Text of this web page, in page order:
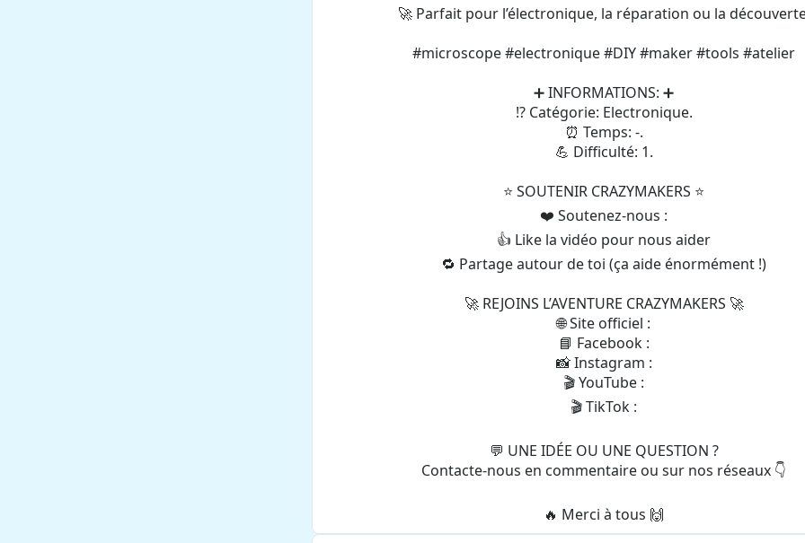
🚀 Parfait pour l’électronique, la réparation ou la
#microscope #electronique #DIY #maker #tools #atelier
➕ INFORMATIONS: ➕
⁉️ Catégorie: Electronique.
⏰ Temps: -.
💪 Difficulté: 1.
⭐️ SOUTENIR CRAZYMAKERS ⭐️
❤️ Soutenez-nous :
👍 Like la vidéo pour nous aider
🔁 Partage autour de toi (ça aide énormément !)
🚀 REJOINS L’AVENTURE CRAZYMAKERS 🚀
🌐 Site officiel :
📘 Facebook :
📸 Instagram :
🎬 YouTube :
🎬 TikTok :
💬 UNE IDÉE OU UNE QUESTION ?
Contacte-nous en commentaire ou sur nos réseaux 👇
🔥 Merci à tous 🙌